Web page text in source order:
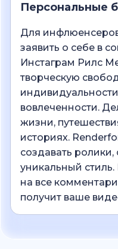
Персональные
Для
заявить о себе в
Инстаграм Рилс
творческую
вовлеченности.
жизни,
историях.
создавать
уникальный стиль.
на все
получит ваше